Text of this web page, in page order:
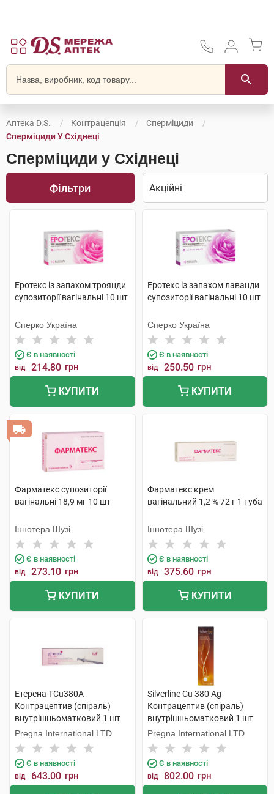
Аптека D.S. Контрацепція
Сперміциди
Сперміциди У Східнеці
Сперміциди у Східнеці
Фільтри
Еротекс із запахом троянди
супозиторії вагінальні 10 шт
Сперко Україна
Є в наявності
від 214.80 грн
КУПИТИ
Еротекс із запахом лаванди
супозиторії вагінальні 10 шт
Сперко Україна
Є в наявності
від 250.50 грн
КУПИТИ
Фарматекс супозиторії
вагінальні 18,9 мг 10 шт
Іннотера Шузі
Є в наявності
від 273.10 грн
КУПИТИ
Фарматекс крем
вагінальний 1,2 % 72 г 1 туба
Іннотера Шузі
Є в наявності
від 375.60 грн
КУПИТИ
Етерена TCu380A
Контрацептив (спіраль)
внутрішньоматковий 1 шт
Pregna International LTD
Є в наявності
від 643.00 грн
Silverline Cu 380 Ag
Контрацептив (спіраль)
внутрішньоматковий 1 шт
Pregna International LTD
Є в наявності
від 802.00 грн